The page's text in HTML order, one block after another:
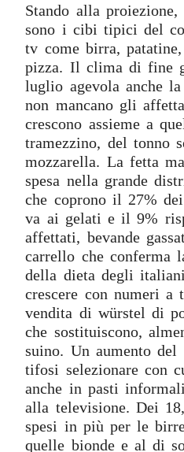
Stando alla
sono i cibi tipici del
tv come birra,
pizza. Il clima di fine
luglio agevola anche
non mancano gli
crescono assieme a
tramezzino, del tonno
mozzarella. La fetta
spesa nella grande
che coprono il 27%
va ai gelati e il 9%
affettati, bevande
carrello che conferma
della dieta degli
crescere con numeri
vendita di würstel di
che sostituiscono,
suino. Un aumento del
tifosi selezionare con
anche in pasti
alla televisione. Dei
spesi in più per le
quelle bionde e al di